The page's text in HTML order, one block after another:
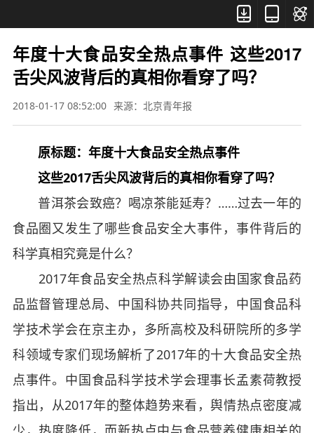



年度十大食品安全热点事件 这些2017
舌尖风波背后的真相你看穿了吗？
2018-01-17 08:52:00 来源：北京青年报
原标题：年度十大食品安全热点事件
这些2017舌尖风波背后的真相你看穿了吗？
普洱茶会致癌？喝凉茶能延寿？……过去一年的
食品圈又发生了哪些食品安全大事件，事件背后的
科学真相究竟是什么？
2017年食品安全热点科学解读会由国家食品药
品监督管理总局、中国科协共同指导，中国食品科
学技术学会在京主办，多所高校及科研院所的多学
科领域专家们现场解析了2017年的十大食品安全热
点事件。中国食品科学技术学会理事长孟素荷教授
指出，从2017年的整体趋势来看，舆情热点密度减